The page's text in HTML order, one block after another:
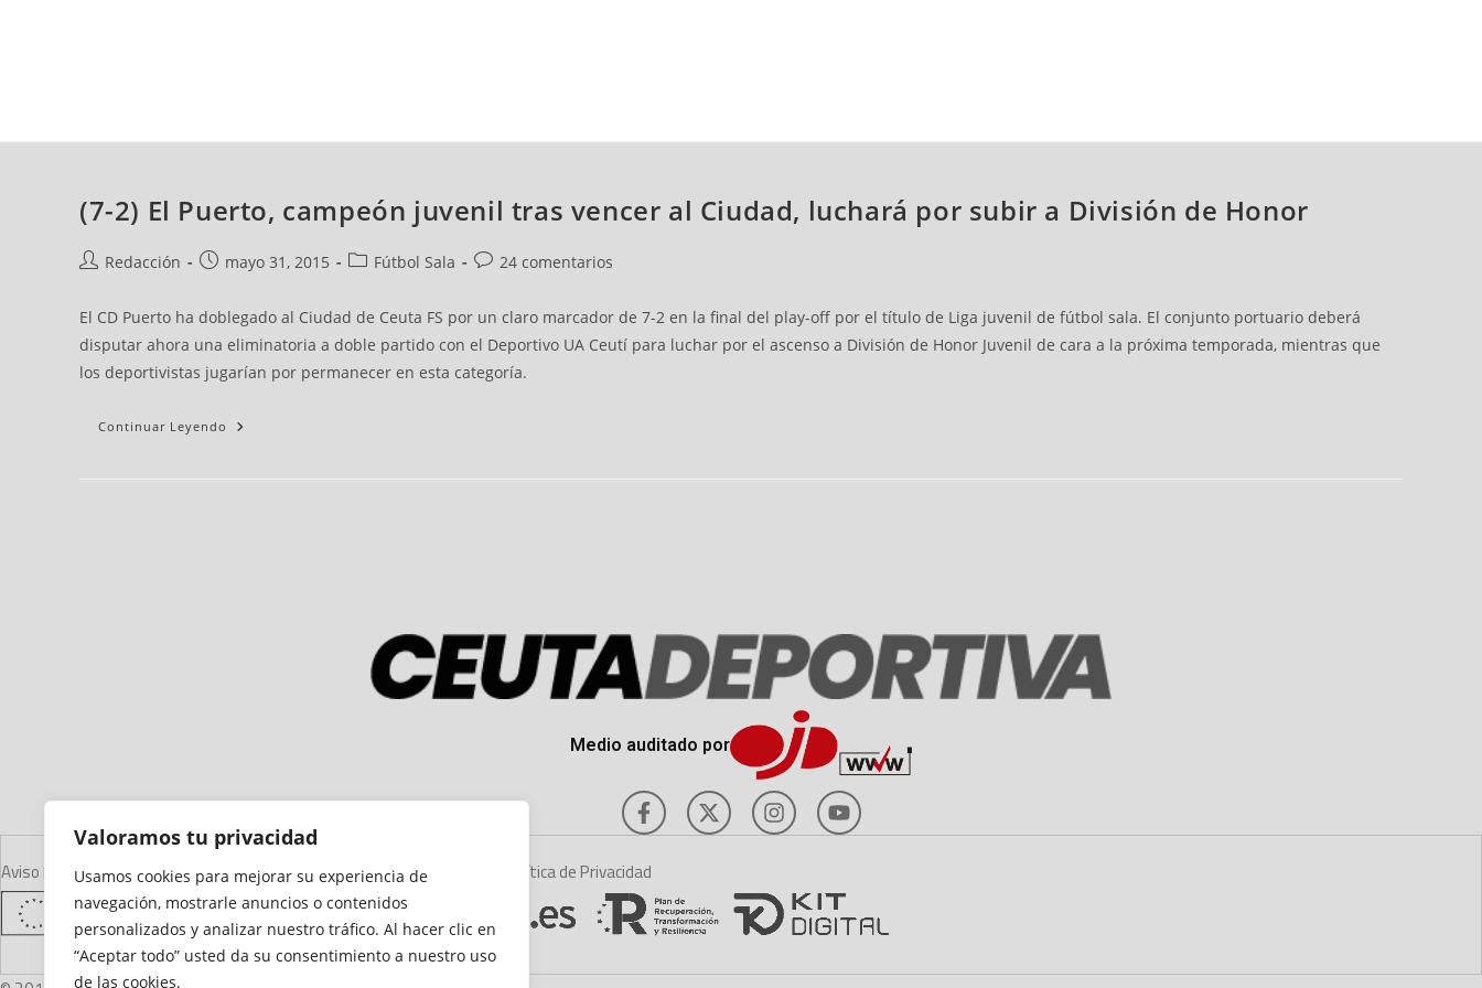
Valoramos tu privacidad
Usamos cookies para mejorar su experiencia de
navegación, mostrarle anuncios o contenidos
personalizados y analizar nuestro tráfico. Al hacer clic en
“Aceptar todo” usted da su consentimiento a nuestro uso
de las cookies.
(7-2) El Puerto, campeón juvenil tras vencer al Ciudad, luchará por subir a División de Honor
Redacción mayo 31, 2015 Fútbol Sala 24 comentarios
El CD Puerto ha doblegado al Ciudad de Ceuta FS por un claro marcador de 7-2 en la final del play-off por el título de Liga juvenil de fútbol sala. El conjunto portuario deberá
disputar ahora una eliminatoria a doble partido con el Deportivo UA Ceutí para luchar por el ascenso a División de Honor Juvenil de cara a la próxima temporada, mientras que
los deportivistas jugarían por permanecer en esta categoría.
Continuar Leyendo
Medio auditado por
Aviso LegalDeclaración de AccesibilidadMapa del SitioPolítica de Cookies Política de Privacidad